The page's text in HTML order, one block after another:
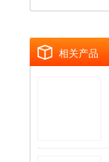
相关产品